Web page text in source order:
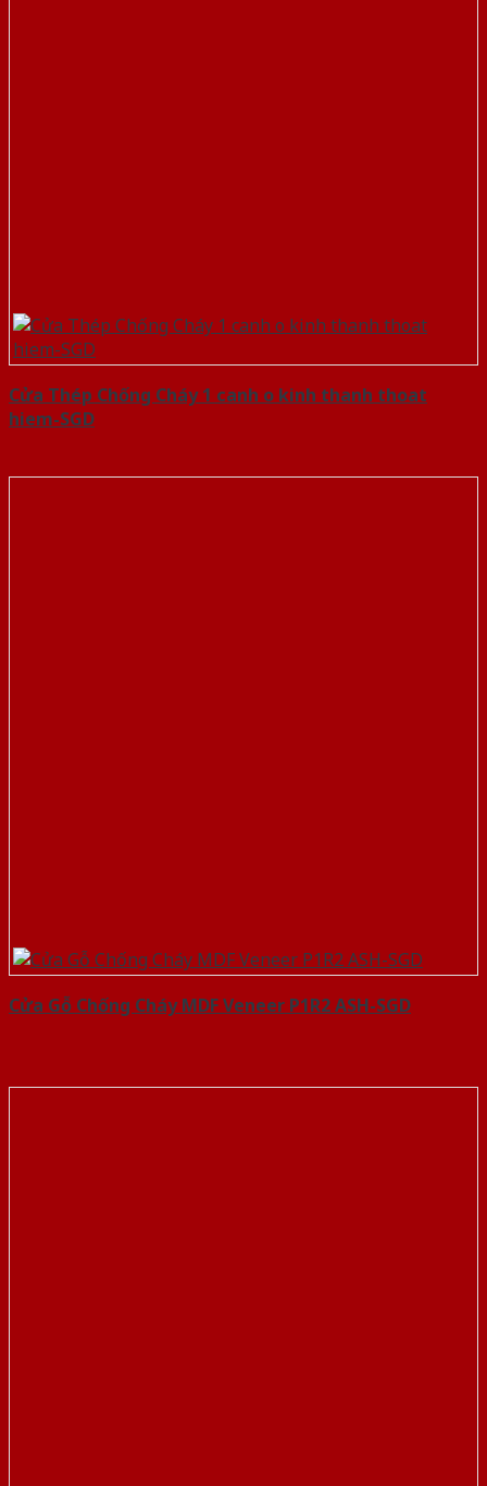
Cửa Thép Chống Cháy 1 canh o kinh thanh thoat
hiem-SGD
Cửa Gỗ Chống Cháy MDF Veneer P1R2 ASH-SGD